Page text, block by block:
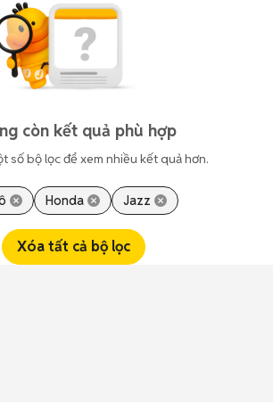
còn kết quả phù hợp
số bộ lọc để xem nhiều kết quả hơn.
Honda Jazz
Xóa tất cả bộ lọc